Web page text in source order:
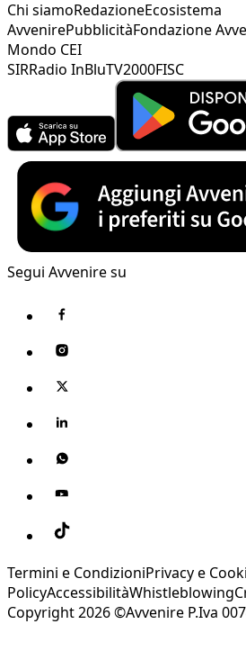
Chi siamoRedazioneEcosistema
AvvenirePubblicitàFondazione
Mondo CEI
SIRRadio InBluTV2000FISC
Segui Avvenire su
Termini e CondizioniPrivacy e
PolicyAccessibilitàWhistleblowing
Copyright 2026 ©Avvenire P.Iva